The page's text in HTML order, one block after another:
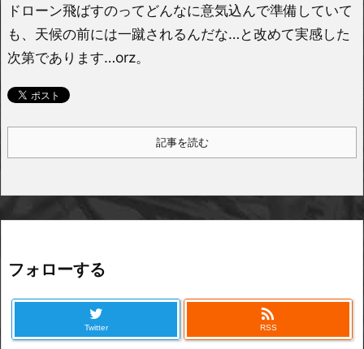
ドローン飛ばすのってどんなに意気込んで準備していて
も、天候の前には一蹴されるんだな…と改めて実感した
次第であります…orz。
記事を読む
フォローする
Twitter

RSS